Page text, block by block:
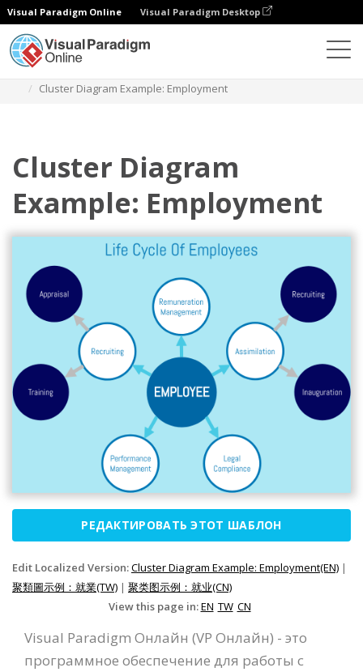
Visual Paradigm Online Visual Paradigm Desktop
Cluster Diagram Example: Employment
Cluster Diagram
Example: Employment
РЕДАКТИРОВАТЬ ЭТОТ ШАБЛОН
Edit Localized Version:Cluster Diagram Example: Employment(EN) |
聚類圖示例：就業(TW) | 聚类图示例：就业(CN)
View this page in:EN TW CN
Visual Paradigm Онлайн (VP Онлайн) - это
программное обеспечение для работы с